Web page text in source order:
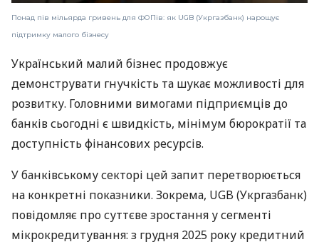
Понад пів мільярда гривень для ФОПів: як UGB (Укргазбанк) нарощує
підтримку малого бізнесу
Український малий бізнес продовжує
демонструвати гнучкість та шукає можливості для
розвитку. Головними вимогами підприємців до
банків сьогодні є швидкість, мінімум бюрократії та
доступність фінансових ресурсів.
У банківському секторі цей запит перетворюється
на конкретні показники. Зокрема, UGB (Укргазбанк)
повідомляє про суттєве зростання у сегменті
мікрокредитування: з грудня 2025 року кредитний